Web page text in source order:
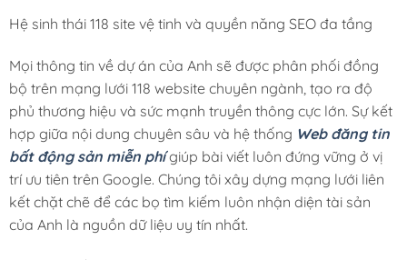
Hệ sinh thái 118 site vệ tinh và quyền năng SEO đa tầng
Mọi thông tin về dự án của Anh sẽ được phân phối đồng
bộ trên mạng lưới 118 website chuyên ngành, tạo ra độ
phủ thương hiệu và sức mạnh truyền thông cực lớn. Sự kết
hợp giữa nội dung chuyên sâu và hệ thống Web đăng tin
bất động sản miễn phígiúp bài viết luôn đứng vững ở vị
trí ưu tiên trên Google. Chúng tôi xây dựng mạng lưới liên
kết chặt chẽ để các bọ tìm kiếm luôn nhận diện tài sản
của Anh là nguồn dữ liệu uy tín nhất.